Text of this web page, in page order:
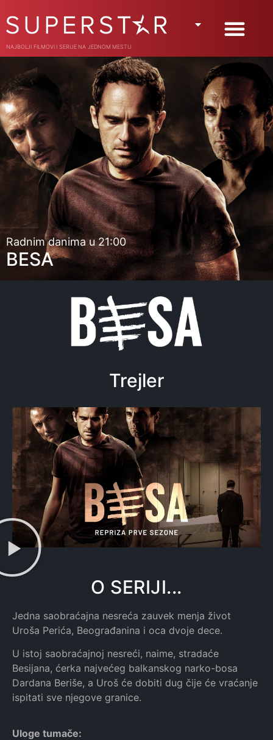
NAJBOLJI FILMOVI I SERIJE NA JEDNOM MESTU
Radnim danima u 21:00
BESA
Trejler
O SERIJI...
Jedna saobraćajna nesreća zauvek menja život
Uroša Perića, Beograđanina i oca dvoje dece.
U istoj saobraćajnoj nesreći, naime, stradaće
Besijana, ćerka najvećeg balkanskog narko-bosa
Dardana Beriše, a Uroš će dobiti dug čije će vraćanje
ispitati sve njegove granice.
Uloge tumače: